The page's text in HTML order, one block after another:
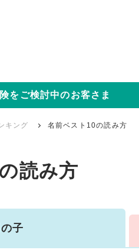
をご検討中のお客さま
キング 名前ベスト10の読み方
読み方
子